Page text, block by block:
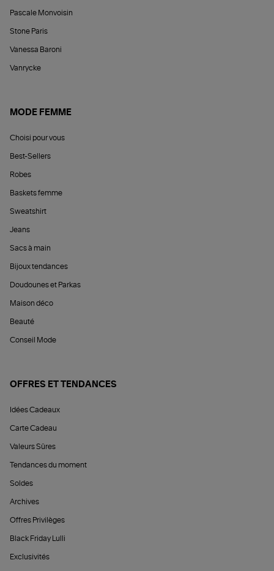
Pascale Monvoisin
Stone Paris
Vanessa Baroni
Vanrycke
MODE FEMME
Choisi pour vous
Best-Sellers
Robes
Baskets femme
Sweatshirt
Jeans
Sacs à main
Bijoux tendances
Doudounes et Parkas
Maison déco
Beauté
Conseil Mode
OFFRES ET TENDANCES
Idées Cadeaux
Carte Cadeau
Valeurs Sûres
Tendances du moment
Soldes
Archives
Offres Privilèges
Black Friday Lulli
Exclusivités